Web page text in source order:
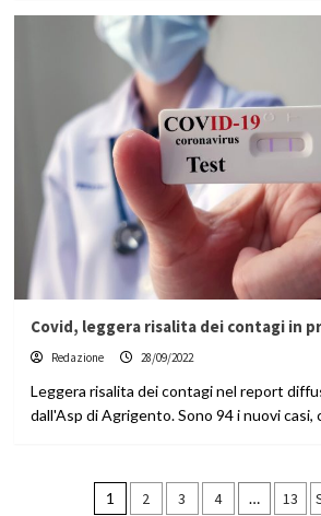
Covid, leggera risalita dei contagi in
Redazione 28/09/2022
Leggera risalita dei contagi nel report
dall'Asp di Agrigento. Sono 94 i nuovi casi,
Paginazione
1 2 3 4 … 13